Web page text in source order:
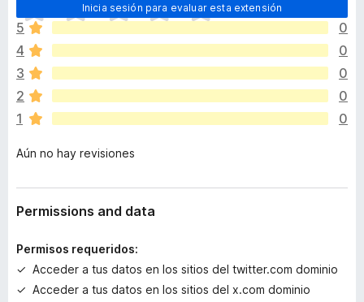
Inicia sesión para evaluar esta extensión
T
o
d
a
v
a
n
h
y
v
l
r
a
5
0
4
0
3
0
2
0
1
0
Aún no hay revisiones
Permissions and data
Permisos requeridos:
Acceder a tus datos en los sitios del twitter.com dominio
Acceder a tus datos en los sitios del x.com dominio